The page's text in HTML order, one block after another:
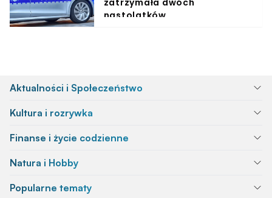
nastolatków
Aktualności i Społeczeństwo
Kultura i rozrywka
Finanse i życie codzienne
Natura i Hobby
Popularne tematy